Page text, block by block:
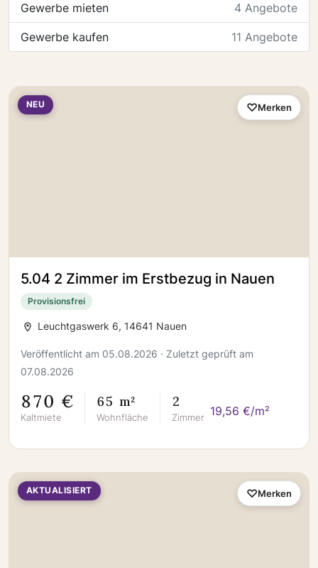
Gewerbe mieten 4 Angebote
Gewerbe kaufen 11 Angebote
NEU
5.04 2 Zimmer im Erstbezug in Nauen
Provisionsfrei
Leuchtgaswerk 6, 14641 Nauen
Veröffentlicht am 05.08.2026 · Zuletzt geprüft am
07.08.2026
870 €
Kaltmiete
65 m²
Wohnfläche
2
Zimmer 19,56 €/m²
Merken
AKTUALISIERT Merken